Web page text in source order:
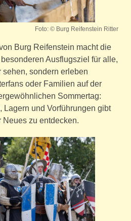
Foto: © Burg Reifenstein Ritter
Burg Reifenstein macht die
Ausflugsziel für alle,
sondern erleben
oder Familien auf der
Sommertag:
Lagern und Vorführungen gibt
Neues zu entdecken.